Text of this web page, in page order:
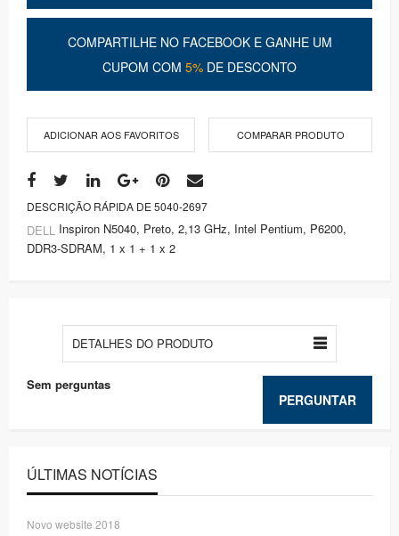
COMPARTILHE NO FACEBOOK E GANHE UM
CUPOM COM 5% DE DESCONTO
ADICIONAR AOS FAVORITOS COMPARAR PRODUTO
DESCRIÇÃO RÁPIDA DE 5040-2697
DELL Inspiron N5040, Preto, 2,13 GHz, Intel Pentium, P6200,
DDR3-SDRAM, 1 x 1 + 1 x 2
DETALHES DO PRODUTO
PERGUNTAR
Sem perguntas
ÚLTIMAS NOTÍCIAS
Novo website 2018